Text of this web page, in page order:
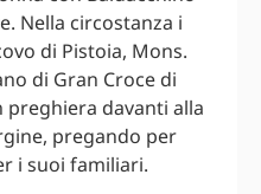
Nella circostanza i
di Pistoia, Mons.
di Gran Croce di
davanti alla
pregando per
i suoi familiari.